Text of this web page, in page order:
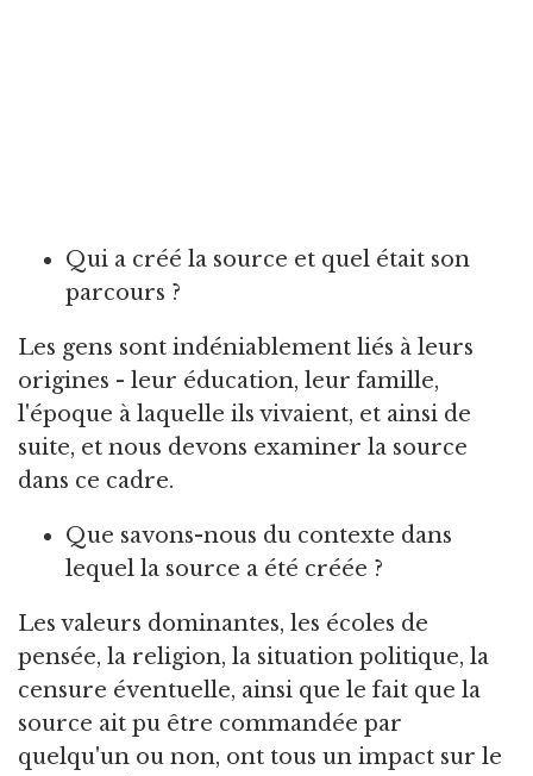
Qui a créé la source et quel était son
parcours ?
Les gens sont indéniablement liés à leurs
origines - leur éducation, leur famille,
l'époque à laquelle ils vivaient, et ainsi de
suite, et nous devons examiner la source
dans ce cadre.
Que savons-nous du contexte dans
lequel la source a été créée ?
Les valeurs dominantes, les écoles de
pensée, la religion, la situation politique, la
censure éventuelle, ainsi que le fait que la
source ait pu être commandée par
quelqu'un ou non, ont tous un impact sur le